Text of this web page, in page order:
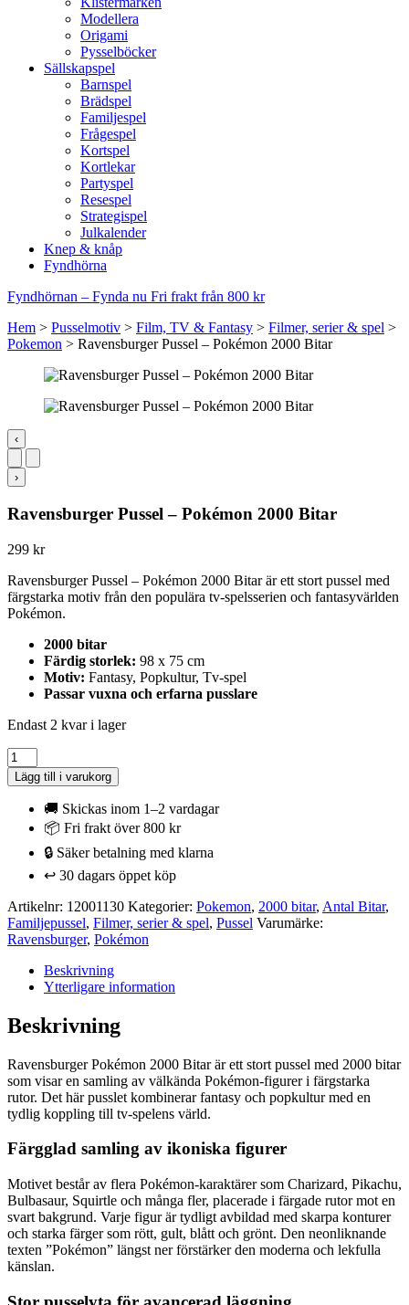
Modellera
Origami
Pysselböcker
Sällskapspel
Barnspel
Brädspel
Familjespel
Frågespel
Kortspel
Kortlekar
Partyspel
Resespel
Strategispel
Julkalender
Knep & knåp
Fyndhörna
Fyndhörnan – Fynda nu Fri frakt från 800 kr
Hem > Pusselmotiv > Film, TV & Fantasy > Filmer, serier & spel >
Pokemon > Ravensburger Pussel – Pokémon 2000 Bitar
‹
›
Ravensburger Pussel – Pokémon 2000 Bitar
299 kr
Ravensburger Pussel – Pokémon 2000 Bitar är ett stort pussel med
färgstarka motiv från den populära tv-spelsserien och fantasyvärlden
Pokémon.
2000 bitar
Färdig storlek: 98 x 75 cm
Motiv: Fantasy, Popkultur, Tv-spel
Passar vuxna och erfarna pusslare
Endast 2 kvar i lager
Ravensburger
Pussel
-
Pokémon
mängd
Lägg till i varukorg
🚚 Skickas inom 1–2 vardagar
📦 Fri frakt över 800 kr
🔒 Säker betalning med klarna
↩️ 30 dagars öppet köp
Artikelnr: 12001130 Kategorier: Pokemon, 2000 bitar, Antal Bitar,
Familjepussel, Filmer, serier & spel, Pussel Varumärke:
Ravensburger, Pokémon
Beskrivning
Ytterligare information
Beskrivning
Ravensburger Pokémon 2000 Bitar är ett stort pussel med 2000 bitar
som visar en samling av välkända Pokémon-figurer i färgstarka
rutor. Det här pusslet kombinerar fantasy och popkultur med en
tydlig koppling till tv-spelens värld.
Färgglad samling av ikoniska figurer
Motivet består av flera Pokémon-karaktärer som Charizard, Pikachu,
Bulbasaur, Squirtle och många fler, placerade i färgade rutor mot en
svart bakgrund. Varje figur är tydligt avbildad med skarpa konturer
och starka färger som rött, gult, blått och grönt. Den neonliknande
texten ”Pokémon” längst ner förstärker den moderna och lekfulla
känslan.